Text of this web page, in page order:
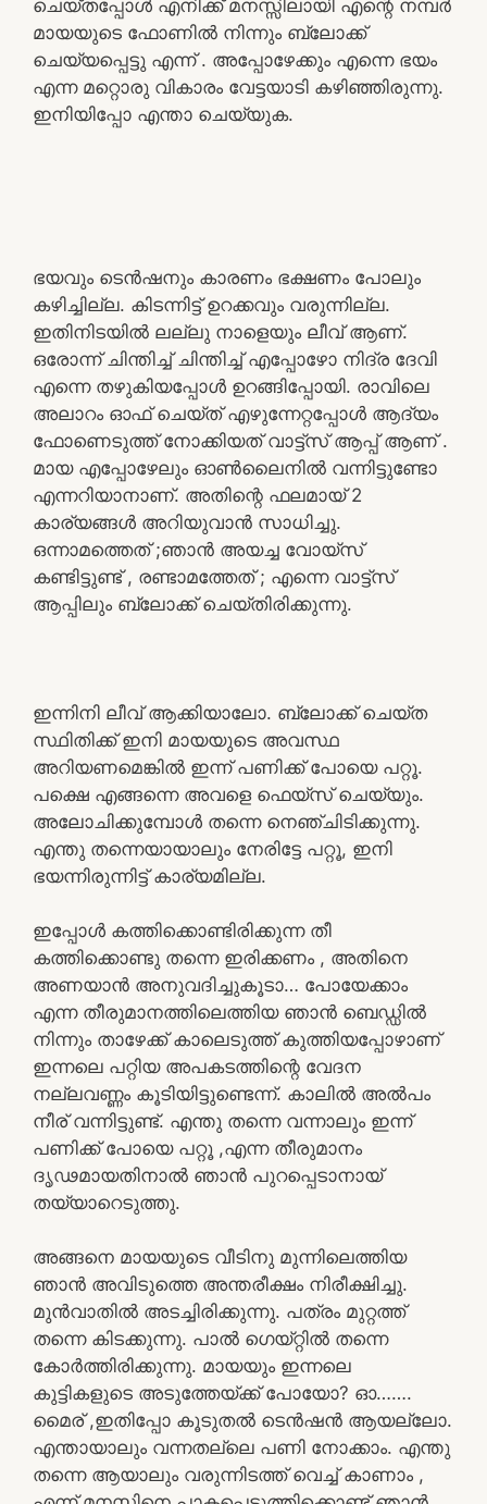
ചെയ്തപ്പോൾ എനിക്ക് മനസ്സിലായി എന്റെ നമ്പർ
മായയുടെ ഫോണിൽ നിന്നും ബ്ലോക്ക്
ചെയ്യപ്പെട്ടു എന്ന് . അപ്പോഴേക്കും എന്നെ ഭയം
എന്ന മറ്റൊരു വികാരം വേട്ടയാടി കഴിഞ്ഞിരുന്നു.
ഇനിയിപ്പോ എന്താ ചെയ്യുക.
ഭയവും ടെൻഷനും കാരണം ഭക്ഷണം പോലും
കഴിച്ചില്ല. കിടന്നിട്ട് ഉറക്കവും വരുന്നില്ല.
ഇതിനിടയിൽ ലല്ലു നാളെയും ലീവ് ആണ്.
ഒരോന്ന് ചിന്തിച്ച് ചിന്തിച്ച് എപ്പോഴോ നിദ്ര ദേവി
എന്നെ തഴുകിയപ്പോൾ ഉറങ്ങിപ്പോയി. രാവിലെ
അലാറം ഓഫ് ചെയ്ത് എഴുന്നേറ്റപ്പോൾ ആദ്യം
ഫോണെടുത്ത് നോക്കിയത് വാട്ട്സ് ആപ്പ് ആണ് .
മായ എപ്പോഴേലും ഓൺലൈനിൽ വന്നിട്ടുണ്ടോ
എന്നറിയാനാണ്. അതിന്റെ ഫലമായ് 2
കാര്യങ്ങൾ അറിയുവാൻ സാധിച്ചു.
ഒന്നാമത്തെത് ;ഞാൻ അയച്ച വോയ്സ്
കണ്ടിട്ടുണ്ട് , രണ്ടാമത്തേത് ; എന്നെ വാട്ട്സ്
ആപ്പിലും ബ്ലോക്ക് ചെയ്തിരിക്കുന്നു.
ഇന്നിനി ലീവ് ആക്കിയാലോ. ബ്ലോക്ക് ചെയ്ത
സ്ഥിതിക്ക് ഇനി മായയുടെ അവസ്ഥ
അറിയണമെങ്കിൽ ഇന്ന് പണിക്ക് പോയെ പറ്റൂ.
പക്ഷെ എങ്ങന്നെ അവളെ ഫെയ്സ് ചെയ്യും.
അലോചിക്കുമ്പോൾ തന്നെ നെഞ്ചിടിക്കുന്നു.
എന്തു തന്നെയായാലും നേരിട്ടേ പറ്റൂ, ഇനി
ഭയന്നിരുന്നിട്ട് കാര്യമില്ല.
ഇപ്പോൾ കത്തിക്കൊണ്ടിരിക്കുന്ന തീ
കത്തിക്കൊണ്ടു തന്നെ ഇരിക്കണം , അതിനെ
അണയാൻ അനുവദിച്ചുകൂടാ… പോയേക്കാം
എന്ന തീരുമാനത്തിലെത്തിയ ഞാൻ ബെഡ്ഡിൽ
നിന്നും താഴേക്ക് കാലെടുത്ത് കുത്തിയപ്പോഴാണ്
ഇന്നലെ പറ്റിയ അപകടത്തിന്റെ വേദന
നല്ലവണ്ണം കൂടിയിട്ടുണ്ടെന്ന്. കാലിൽ അൽപം
നീര് വന്നിട്ടുണ്ട്. എന്തു തന്നെ വന്നാലും ഇന്ന്
പണിക്ക് പോയെ പറ്റൂ ,എന്ന തീരുമാനം
ദൃഢമായതിനാൽ ഞാൻ പുറപ്പെടാനായ്
തയ്യാറെടുത്തു.
അങ്ങനെ മായയുടെ വീടിനു മുന്നിലെത്തിയ
ഞാൻ അവിടുത്തെ അന്തരീക്ഷം നിരീക്ഷിച്ചു.
മുൻവാതിൽ അടച്ചിരിക്കുന്നു. പത്രം മുറ്റത്ത്
തന്നെ കിടക്കുന്നു. പാൽ ഗെയ്റ്റിൽ തന്നെ
കോർത്തിരിക്കുന്നു. മായയും ഇന്നലെ
കുട്ടികളുടെ അടുത്തേയ്ക്ക് പോയോ? ഓ…….
മൈര് ,ഇതിപ്പോ കൂടുതൽ ടെൻഷൻ ആയല്ലോ.
എന്തായാലും വന്നതല്ലെ പണി നോക്കാം. എന്തു
തന്നെ ആയാലും വരുന്നിടത്ത് വെച്ച് കാണാം ,